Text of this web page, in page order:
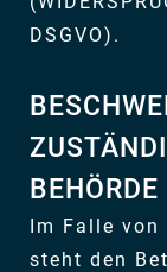
DSGVO).
BEHÖRDE
Im Falle von
steht den